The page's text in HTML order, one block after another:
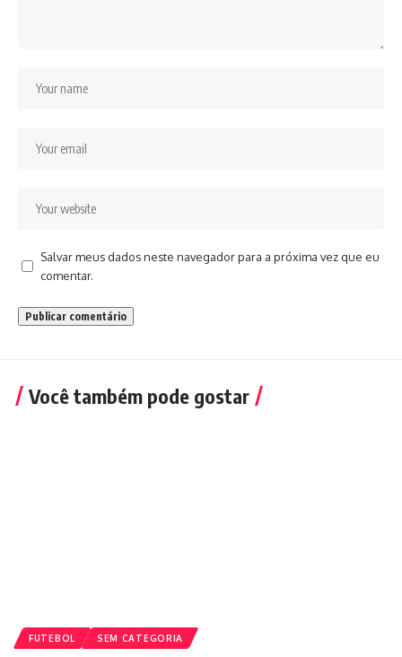
Salvar meus dados neste navegador para a próxima vez que eu
comentar.
Você também pode gostar
FUTEBOL SEM CATEGORIA